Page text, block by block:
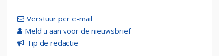
Verstuur per e-mail
Meld u aan voor de nieuwsbrief
Tip de redactie